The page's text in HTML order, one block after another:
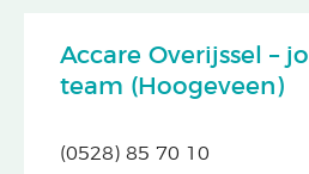
Accare Overijssel –
team (Hoogeveen)
(0528) 85 70 10